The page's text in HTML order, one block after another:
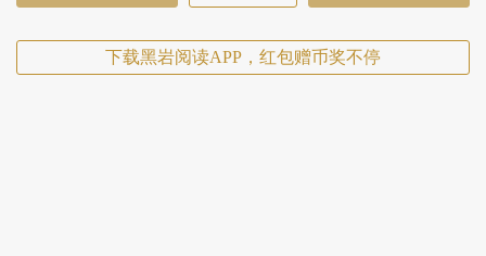
下载黑岩阅读APP，红包赠币奖不停